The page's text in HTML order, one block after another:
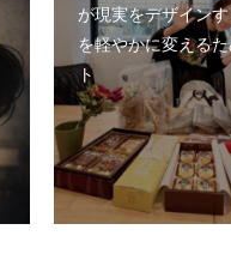
が現実をデザイン
を軽やかに変える
ト